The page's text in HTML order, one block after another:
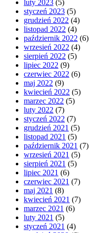
luty 2023 (5)
styczeń 2023 (5)
grudzień 2022 (4)
listopad 2022 (4)
październik 2022 (6)
wrzesień 2022 (4)
sierpień 2022 (5)
lipiec 2022 (9)
czerwiec 2022 (6)
maj 2022 (9)
kwiecień 2022 (5)
marzec 2022 (5)
luty 2022 (7)
styczeń 2022 (7)
grudzień 2021 (5)
listopad 2021 (5)
październik 2021 (7)
wrzesień 2021 (5)
sierpień 2021 (5)
lipiec 2021 (6)
czerwiec 2021 (7)
maj 2021 (8)
kwiecień 2021 (7)
marzec 2021 (6)
luty 2021 (5)
styczeń 2021 (4)